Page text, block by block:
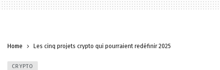
Home Les cinq projets crypto qui pourraient redéfinir 2025
CRYPTO